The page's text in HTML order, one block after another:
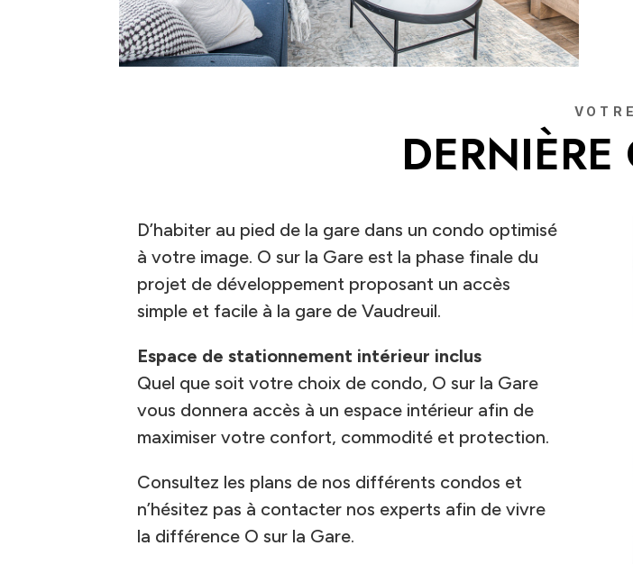
VOTRE
D’habiter au pied de la gare dans un condo optimisé
à votre image. O sur la Gare est la phase finale du
projet de développement proposant un accès
simple et facile à la gare de Vaudreuil.
Espace de stationnement intérieur inclus
Quel que soit votre choix de condo, O sur la Gare
vous donnera accès à un espace intérieur afin de
maximiser votre confort, commodité et protection.
Consultez les plans de nos différents condos et
n’hésitez pas à contacter nos experts afin de vivre
la différence O sur la Gare.